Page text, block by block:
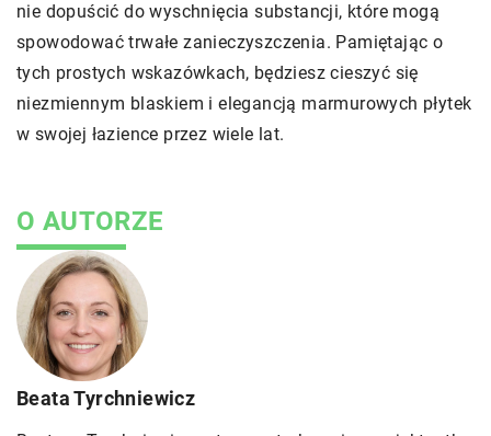
nie dopuścić do wyschnięcia substancji, które mogą
spowodować trwałe zanieczyszczenia. Pamiętając o
tych prostych wskazówkach, będziesz cieszyć się
niezmiennym blaskiem i elegancją marmurowych płytek
w swojej łazience przez wiele lat.
O AUTORZE
Beata Tyrchniewicz